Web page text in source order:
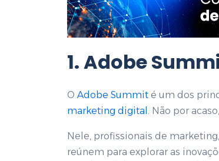
1. Adobe
O Adobe Summit é um dos
marketing digital
. Não por
Nele, profissionais de
reúnem para explorar as